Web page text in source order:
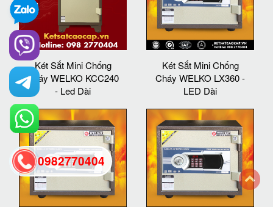
Két Sắt Mini Chống
Cháy WELKO KCC240
- Led Dài
Két Sắt Mini Chống
Cháy WELKO LX360 -
LED Dài
0982770404
back